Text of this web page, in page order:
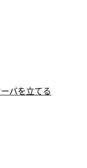
バを立てる